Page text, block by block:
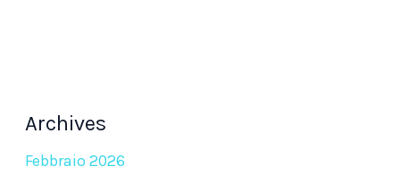
Archives
Febbraio 2026